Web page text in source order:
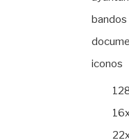
bandos
iconos